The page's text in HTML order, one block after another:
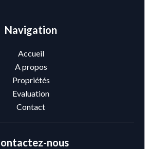
Navigation
Accueil
A propos
Propriétés
Evaluation
Contact
nous